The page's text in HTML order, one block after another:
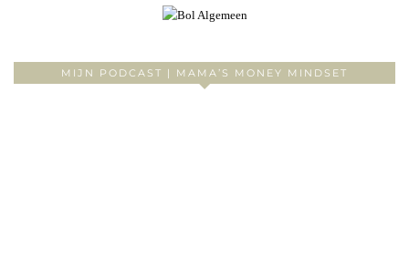
MIJN PODCAST | MAMA’S MONEY MINDSET